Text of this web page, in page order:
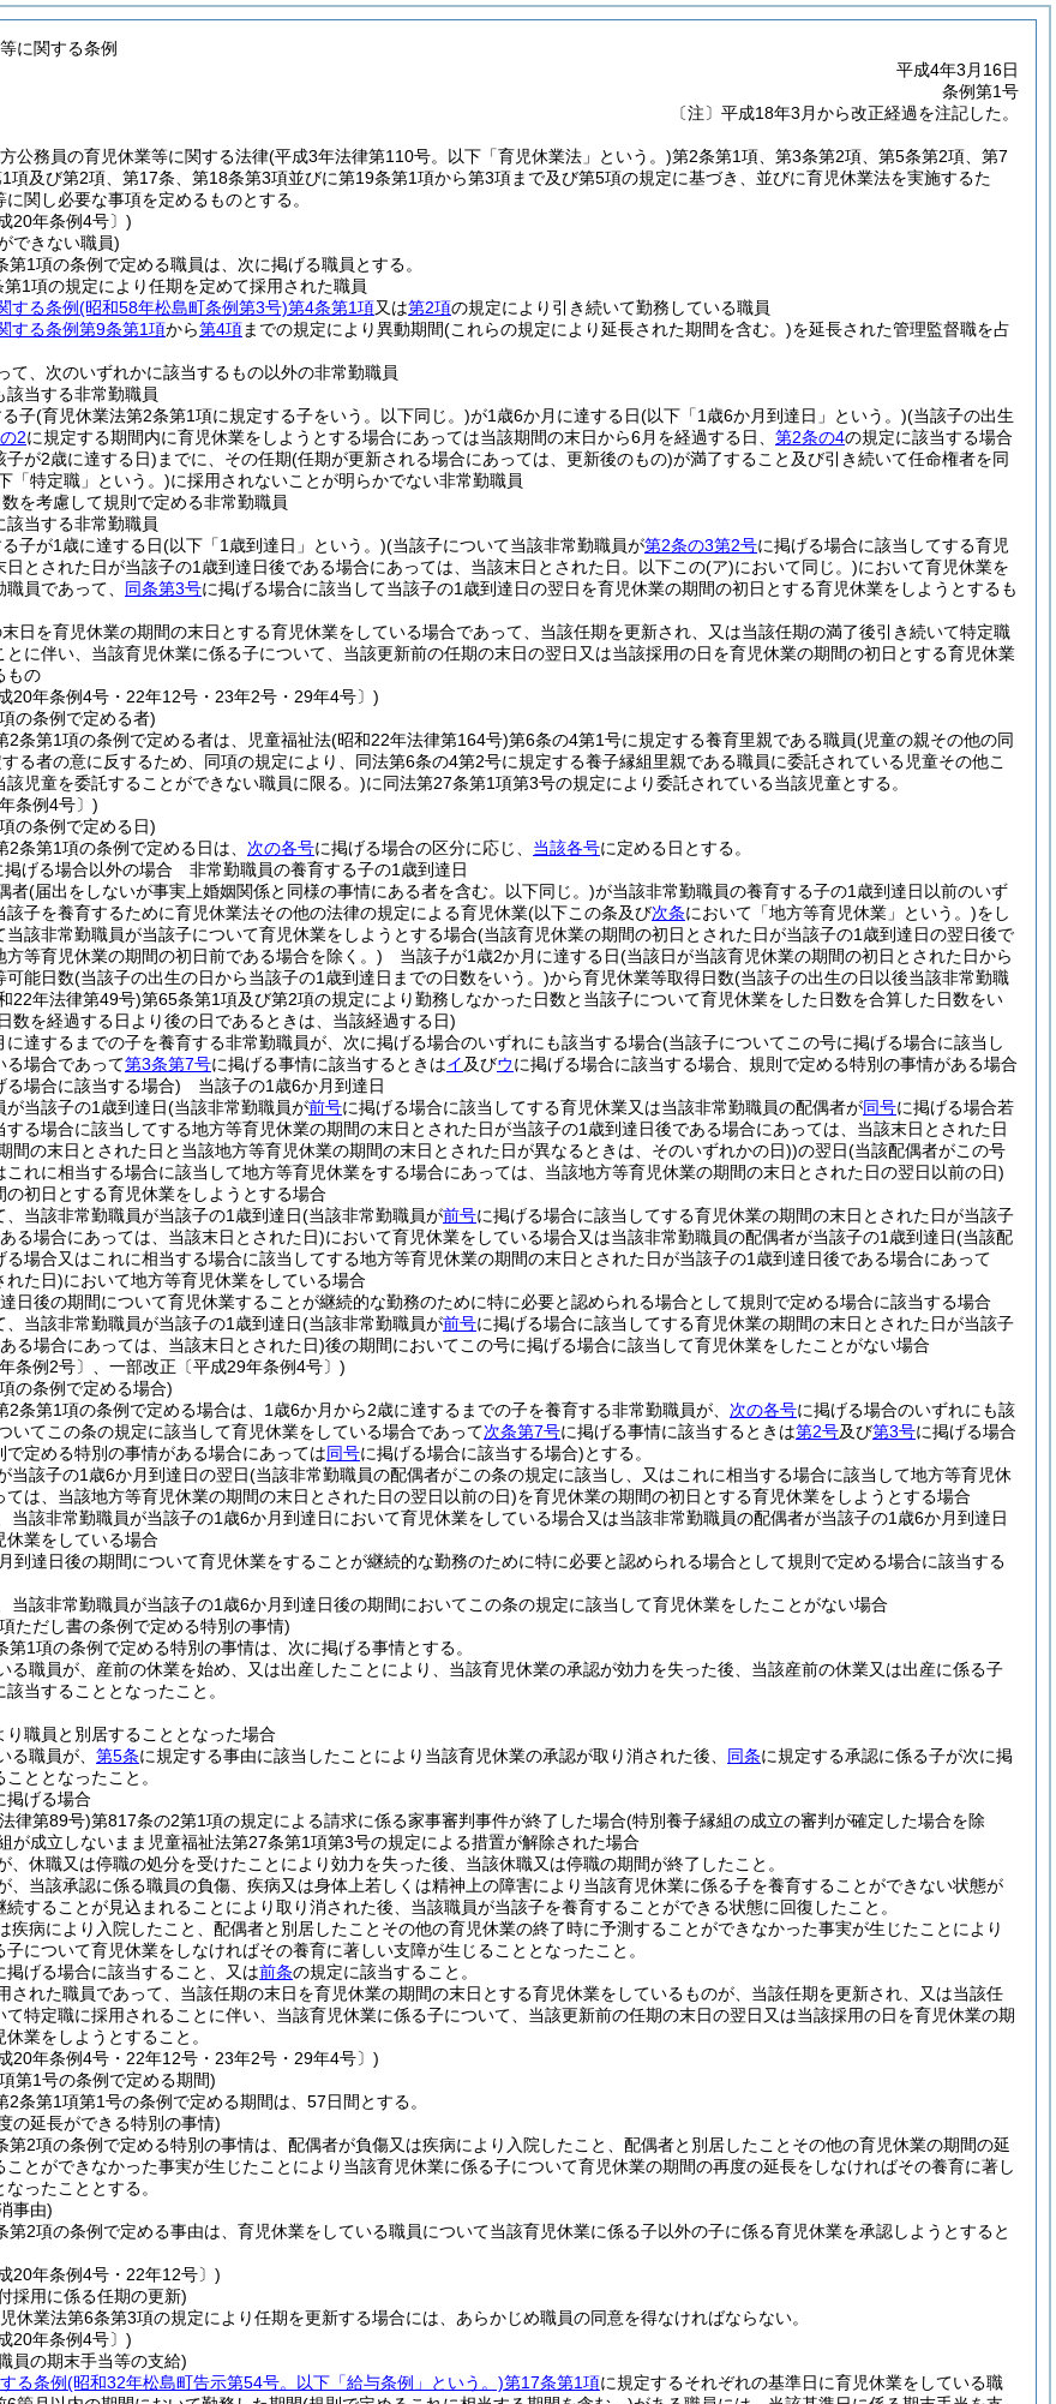
に関する条例
平成4年3月16日
条例第1号
〔注〕平成18年3月から改正経過を注記した。
公務員の育児休業等に関する法律(平成3年法律第110号。以下「育児休業法」という。)第2条第1項、第3条第2項、第5条第2項、第7
項及び第2項、第17条、第18条第3項並びに第19条第1項から第3項まで及び第5項の規定に基づき、並びに育児休業法を実施するた
関し必要な事項を定めるものとする。
20年条例4号〕)
できない職員)
第1項の条例で定める職員は、次に掲げる職員とする。
1項の規定により任期を定めて採用された職員
する条例(昭和58年松島町条例第3号)第4条第1項又は第2項の規定により引き続いて勤務している職員
する条例第9条第1項から第4項までの規定により異動期間(これらの規定により延長された期間を含む。)を延長された管理監督職を占
て、次のいずれかに該当するもの以外の非常勤職員
該当する非常勤職員
子(育児休業法第2条第1項に規定する子をいう。以下同じ。)が1歳6か月に達する日(以下「1歳6か月到達日」という。)(当該子の出生
2に規定する期間内に育児休業をしようとする場合にあっては当該期間の末日から6月を経過する日、第2条の4の規定に該当する場合
子が2歳に達する日) までに、その任期(任期が更新される場合にあっては、更新後のもの)が満了すること及び引き続いて任命権者を同
「特定職」という。)に採用されないことが明らかでない非常勤職員
を考慮して規則で定める非常勤職員
該当する非常勤職員
子が1歳に達する日(以下「1歳到達日」という。)(当該子について当該非常勤職員が第2条の3第2号に掲げる場合に該当してする育児
日とされた日が当該子の1歳到達日後である場合にあっては、当該末日とされた日。以下この(ア)において同じ。)において育児休業を
員であって、 同条第3号に掲げる場合に該当して当該子の1歳到達日の翌日を育児休業の期間の初日とする育児休業をしようとするも
日を育児休業の期間の末日とする育児休業をしている場合であって、当該任期を更新され、又は当該任期の満了後引き続いて特定職
とに伴い、当該育児休業に係る子について、当該更新前の任期の末日の翌日又は当該採用の日を育児休業の期間の初日とする育児休業
もの
20年条例4号・22年12号・23年2号・29年4号〕)
の条例で定める者)
2条第1項の条例で定める者は、児童福祉法(昭和22年法律第164号)第6条の4第1号に規定する養育里親である職員(児童の親その他の同
る者の意に反するため、同項の規定により、同法第6条の4第2号に規定する養子縁組里親である職員に委託されている児童その他こ
該児童を委託することができない職員に限る。)に同法第27条第1項第3号の規定により委託されている当該児童とする。
条例4号〕)
の条例で定める日)
2条第1項の条例で定める日は、 次の各号に掲げる場合の区分に応じ、 当該各号に定める日とする。
掲げる場合以外の場合 非常勤職員の養育する子の1歳到達日
者(届出をしないが事実上婚姻関係と同様の事情にある者を含む。以下同じ。)が当該非常勤職員の養育する子の1歳到達日以前のいず
該子を養育するために育児休業法その他の法律の規定による育児休業(以下この条及び次条において「地方等育児休業」という。)をし
当該非常勤職員が当該子について育児休業をしようとする場合(当該育児休業の期間の初日とされた日が当該子の1歳到達日の翌日後で
方等育児休業の期間の初日前である場合を除く。) 当該子が1歳2か月に達する日(当該日が当該育児休業の期間の初日とされた日から
可能日数(当該子の出生の日から当該子の1歳到達日までの日数をいう。)から育児休業等取得日数(当該子の出生の日以後当該非常勤職
22年法律第49号)第65条第1項及び第2項の規定により勤務しなかった日数と当該子について育児休業をした日数を合算した日数をい
数を経過する日より後の日であるときは、当該経過する日)
に達するまでの子を養育する非常勤職員が、次に掲げる場合のいずれにも該当する場合(当該子についてこの号に掲げる場合に該当し
る場合であって第3条第7号に掲げる事情に該当するときはイ及びウに掲げる場合に該当する場合、規則で定める特別の事情がある場合
る場合に該当する場合) 当該子の1歳6か月到達日
が当該子の1歳到達日(当該非常勤職員が前号に掲げる場合に該当してする育児休業又は当該非常勤職員の配偶者が同号に掲げる場合若
する場合に該当してする地方等育児休業の期間の末日とされた日が当該子の1歳到達日後である場合にあっては、当該末日とされた日
間の末日とされた日と当該地方等育児休業の期間の末日とされた日が異なるときは、そのいずれかの日))の翌日(当該配偶者がこの号
これに相当する場合に該当して地方等育児休業をする場合にあっては、当該地方等育児休業の期間の末日とされた日の翌日以前の日)
の初日とする育児休業をしようとする場合
、当該非常勤職員が当該子の1歳到達日(当該非常勤職員が前号に掲げる場合に該当してする育児休業の期間の末日とされた日が当該子
る場合にあっては、当該末日とされた日)において育児休業をしている場合又は当該非常勤職員の配偶者が当該子の1歳到達日(当該配
る場合又はこれに相当する場合に該当してする地方等育児休業の期間の末日とされた日が当該子の1歳到達日後である場合にあって
れた日)において地方等育児休業をしている場合
日後の期間について育児休業することが継続的な勤務のために特に必要と認められる場合として規則で定める場合に該当する場合
、当該非常勤職員が当該子の1歳到達日(当該非常勤職員が前号に掲げる場合に該当してする育児休業の期間の末日とされた日が当該子
る場合にあっては、当該末日とされた日)後の期間においてこの号に掲げる場合に該当して育児休業をしたことがない場合
条例2号〕、一部改正〔平成29年条例4号〕)
の条例で定める場合)
2条第1項の条例で定める場合は、1歳6か月から2歳に達するまでの子を養育する非常勤職員が、 次の各号に掲げる場合のいずれにも該
いてこの条の規定に該当して育児休業をしている場合であって次条第7号に掲げる事情に該当するときは第2号及び第3号に掲げる場合
で定める特別の事情がある場合にあっては同号に掲げる場合に該当する場合)とする。
当該子の1歳6か月到達日の翌日(当該非常勤職員の配偶者がこの条の規定に該当し、又はこれに相当する場合に該当して地方等育児休
ては、当該地方等育児休業の期間の末日とされた日の翌日以前の日)を育児休業の期間の初日とする育児休業をしようとする場合
当該非常勤職員が当該子の1歳6か月到達日において育児休業をしている場合又は当該非常勤職員の配偶者が当該子の1歳6か月到達日
休業をしている場合
到達日後の期間について育児休業をすることが継続的な勤務のために特に必要と認められる場合として規則で定める場合に該当する
当該非常勤職員が当該子の1歳6か月到達日後の期間においてこの条の規定に該当して育児休業をしたことがない場合
ただし書の条例で定める特別の事情)
第1項の条例で定める特別の事情は、次に掲げる事情とする。
る職員が、産前の休業を始め、又は出産したことにより、当該育児休業の承認が効力を失った後、当該産前の休業又は出産に係る子
当することとなったこと。
り職員と別居することとなった場合
る職員が、 第5条に規定する事由に該当したことにより当該育児休業の承認が取り消された後、 同条に規定する承認に係る子が次に掲
ととなったこと。
掲げる場合
律第89号)第817条の2第1項の規定による請求に係る家事審判事件が終了した場合(特別養子縁組の成立の審判が確定した場合を除
が成立しないまま児童福祉法第27条第1項第3号の規定による措置が解除された場合
、休職又は停職の処分を受けたことにより効力を失った後、当該休職又は停職の期間が終了したこと。
、当該承認に係る職員の負傷、疾病又は身体上若しくは精神上の障害により当該育児休業に係る子を養育することができない状態が
することが見込まれることにより取り消された後、当該職員が当該子を養育することができる状態に回復したこと。
疾病により入院したこと、配偶者と別居したことその他の育児休業の終了時に予測することができなかった事実が生じたことにより
について育児休業をしなければその養育に著しい支障が生じることとなったこと。
掲げる場合に該当すること、又は前条の規定に該当すること。
された職員であって、当該任期の末日を育児休業の期間の末日とする育児休業をしているものが、当該任期を更新され、又は当該任
て特定職に採用されることに伴い、当該育児休業に係る子について、当該更新前の任期の末日の翌日又は当該採用の日を育児休業の期
業をしようとすること。
20年条例4号・22年12号・23年2号・29年4号〕)
第1号の条例で定める期間)
2条第1項第1号の条例で定める期間は、57日間とする。
の延長ができる特別の事情)
第2項の条例で定める特別の事情は、配偶者が負傷又は疾病により入院したこと、配偶者と別居したことその他の育児休業の期間の延
ことができなかった事実が生じたことにより当該育児休業に係る子について育児休業の期間の再度の延長をしなければその養育に著し
ったこととする。
事由)
第2項の条例で定める事由は、育児休業をしている職員について当該育児休業に係る子以外の子に係る育児休業を承認しようとすると
20年条例4号・22年12号〕)
採用に係る任期の更新)
休業法第6条第3項の規定により任期を更新する場合には、あらかじめ職員の同意を得なければならない。
20年条例4号〕)
員の期末手当等の支給)
る条例(昭和32年松島町告示第54号。以下「給与条例」という。)第17条第1項に規定するそれぞれの基準日に育児休業をしている職